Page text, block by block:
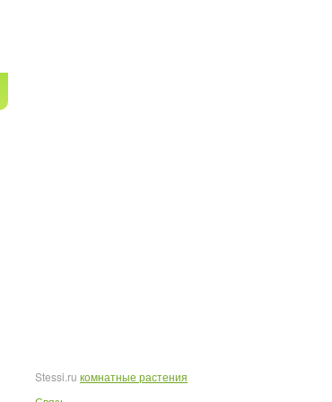
Stessi.ru комнатные растения